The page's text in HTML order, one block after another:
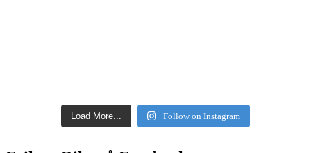
Load More... Follow on Instagram